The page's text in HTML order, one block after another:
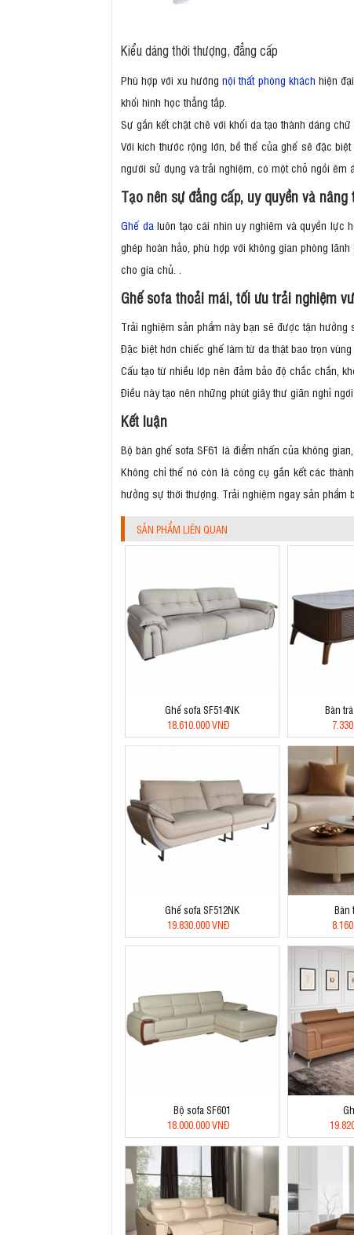
Kiểu dáng thời thượng, đẳng cấp
Phù hợp với xu hướngnội thất phòng khách hiện
khối hình học thẳng tắp.
Sự gắn kết chặt chẽ với khối da tạo thành dáng
Với kích thước rộng lớn, bề thế của ghế sẽ đặc
người sử dụng và trải nghiệm, có một chỗ ngồi êm
Tạo nên sự đẳng cấp, uy quyền và
Ghế da luôn tạo cái nhìn uy nghiêm và quyền lực
ghép hoàn hảo, phù hợp với không gian phòng
cho gia chủ. .
Ghế sofa thoải mái, tối ưu trải nghiệm
Trải nghiệm sản phẩm này bạn sẽ được tận
Đặc biệt hơn chiếc ghế làm từ da thật bao trọn
Cấu tạo từ nhiều lớp nên đảm bảo độ chắc chắn,
Điều này tạo nên những phút giây thư giãn nghỉ
Kết luận
Bộ bàn ghế sofa SF61 là điểm nhấn của không
Không chỉ thế nó còn là công cụ gắn kết các
hưởng sự thời thượng. Trải nghiệm ngay sản phẩm
SẢN PHẨM LIÊN QUAN
Ghế sofa SF514NK
18.610.000 VNĐ
Bàn
Ghế sofa SF512NK
19.830.000 VNĐ
Bàn
Bộ sofa SF601
18.000.000 VNĐ